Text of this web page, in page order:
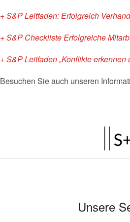
+ S&P Leitfaden: Erfolgreich
+ S&P Checkliste Erfolgreiche
+ S&P Leitfaden „Konflikte erkennen
Besuchen Sie auch unseren